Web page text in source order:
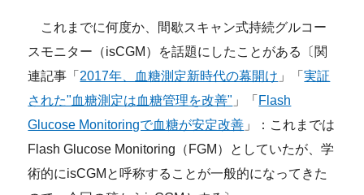
これまでに何度か、間歇スキャン式持続グルコー
スモニター（isCGM）を話題にしたことがある〔関
連記事「 2017年、血糖測定新時代の幕開け 」「実証
された"血糖測定は血糖管理を改善" 」「 Flash
Glucose Monitoringで血糖が安定改善 」：これまでは
Flash Glucose Monitoring（FGM）としていたが、学
術的にisCGMと呼称することが一般的になってきた